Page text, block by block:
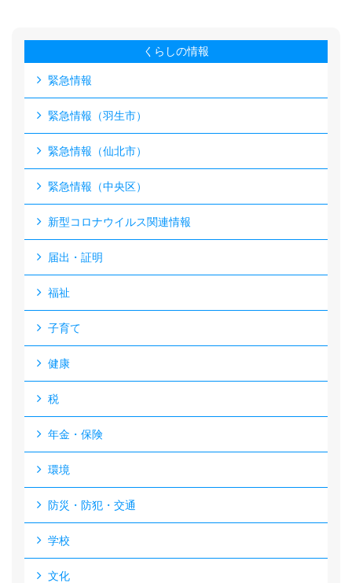
くらしの情報
緊急情報
緊急情報（羽生市）
緊急情報（仙北市）
緊急情報（中央区）
新型コロナウイルス関連情報
届出・証明
福祉
子育て
健康
税
年金・保険
環境
防災・防犯・交通
学校
文化